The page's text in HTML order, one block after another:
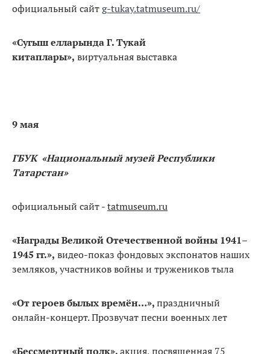
официальный сайтg-tukay.tatmuseum.ru/
«Сугыш елларында Г. Тукай
китаплары», виртуальная выставка
9 мая
ГБУК «Национальный музей Республики
Татарстан»
официальный сайт -tatmuseum.ru
«Награды Великой Отечественной войны 1941–
1945 гг.», видео-показ фондовых экспонатов наших
земляков, участников войны и тружеников тыла
«От героев былых времён…»,праздничный
онлайн-концерт. Прозвучат песни военных лет
«Бессмертный полк»,акция, посвященная 75